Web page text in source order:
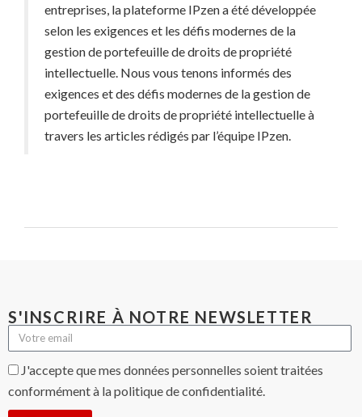
entreprises, la plateforme IPzen a été développée
selon les exigences et les défis modernes de la
gestion de portefeuille de droits de propriété
intellectuelle. Nous vous tenons informés des
exigences et des défis modernes de la gestion de
portefeuille de droits de propriété intellectuelle à
travers les articles rédigés par l’équipe IPzen.
S'INSCRIRE À NOTRE NEWSLETTER
J'accepte que mes données personnelles soient traitées
conformément à la politique de confidentialité.